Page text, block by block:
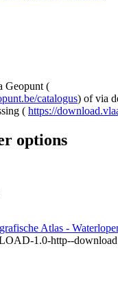
Geopunt (
catalogus) of via
( https://
options
Atlas -
1.0-http--download